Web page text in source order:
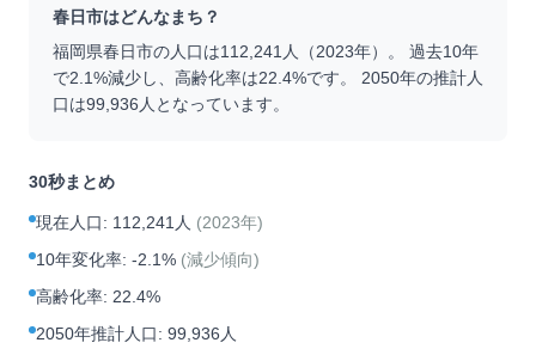
春日市はどんなまち？
福岡県春日市の人口は112,241 人（2023年）。 過去10年
で2.1%減少し、高齢化率は22.4%です。 2050年の推計人
口は99,936 人となっています。
30秒まとめ
現在人口: 112,241人 (2023年)
10年変化率: -2.1% (減少傾向)
高齢化率: 22.4%
2050年推計人口: 99,936人